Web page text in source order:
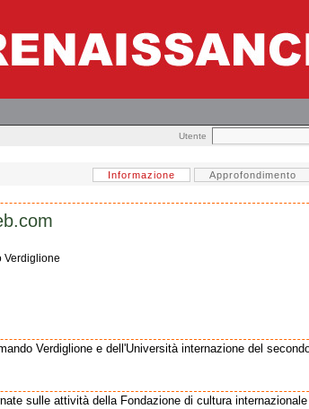
Utente
Informazione Approfondimento
Verdiglione
Verdiglione e dell'Università internazione del
sulle attività della Fondazione di cultura